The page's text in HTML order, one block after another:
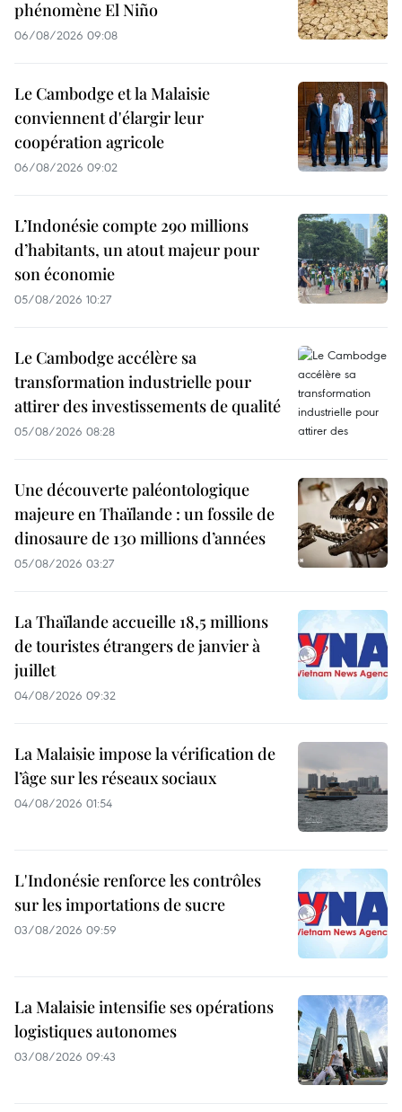
phénomène El Niño
06/08/2026 09:08
Le Cambodge et la Malaisie
conviennent d'élargir leur
coopération agricole
06/08/2026 09:02
L’Indonésie compte 290 millions
d’habitants, un atout majeur pour
son économie
05/08/2026 10:27
Le Cambodge accélère sa
transformation industrielle pour
attirer des investissements de qualité
05/08/2026 08:28
Une découverte paléontologique
majeure en Thaïlande : un fossile de
dinosaure de 130 millions d’années
05/08/2026 03:27
La Thaïlande accueille 18,5 millions
de touristes étrangers de janvier à
juillet
04/08/2026 09:32
La Malaisie impose la vérification de
l’âge sur les réseaux sociaux
04/08/2026 01:54
L'Indonésie renforce les contrôles
sur les importations de sucre
03/08/2026 09:59
La Malaisie intensifie ses opérations
logistiques autonomes
03/08/2026 09:43